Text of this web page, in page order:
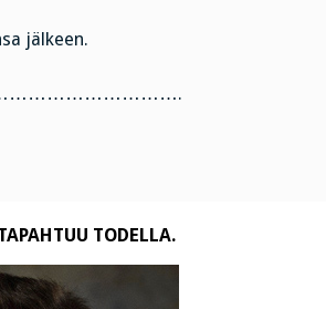
jälkeen.
TODELLA.